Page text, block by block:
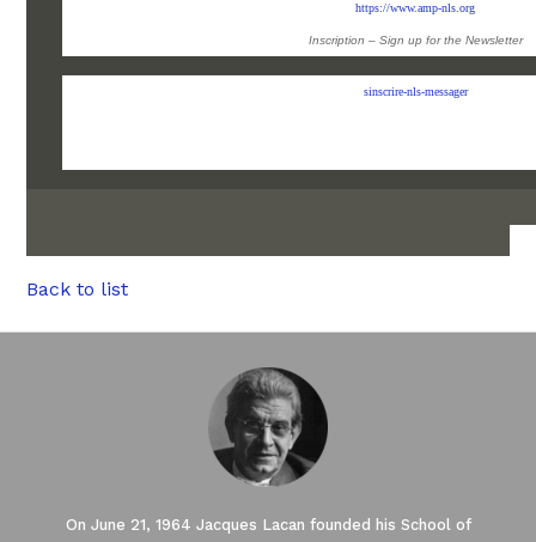
https://www.amp-nls.org
Inscription – Sign up for the Newsletter
sinscrire-nls-messager
Back to list
On June 21, 1964 Jacques Lacan founded his School of